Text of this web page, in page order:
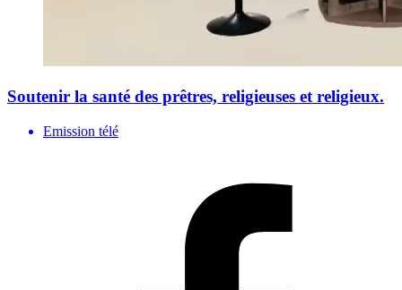
Soutenir la santé des prêtres, religieuses et religieux.
Emission télé